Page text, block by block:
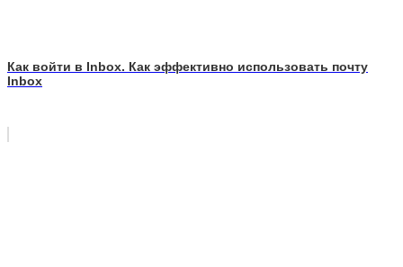
Как войти в Inbox. Как эффективно использовать почту
Inbox